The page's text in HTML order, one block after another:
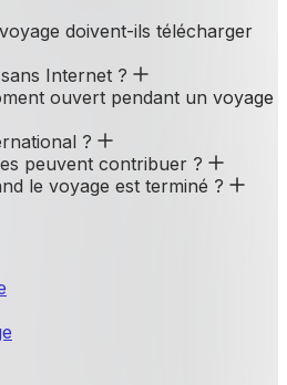
doivent-ils télécharger
Internet ?
ouvert pendant un voyage
?
peuvent contribuer ?
le voyage est terminé ?